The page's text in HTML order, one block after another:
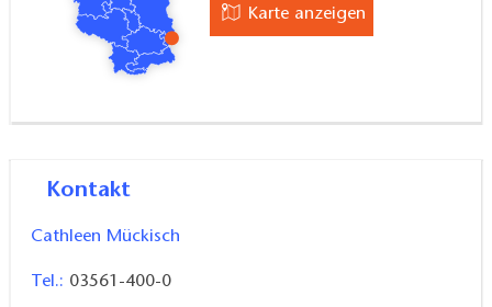
Karte anzeigen
Kontakt
Cathleen Mückisch
Tel.: 03561-400-0